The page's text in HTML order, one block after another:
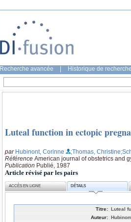
Recherche avancée Historique de recherche
Luteal function in ectopic
par Hubinont, Corinne ;Thomas, Christine
Référence American journal of obstetrics and
Publication Publié, 1987
Article révisé par les pairs
ACCÈS EN LIGNE DÉTAILS
Titre: Luteal
Auteur: